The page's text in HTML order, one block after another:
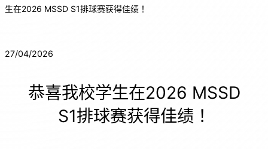
生在2026 MSSD S1排球赛获得佳绩！
27/04/2026
恭喜我校学生在2026 MSSD
S1排球赛获得佳绩！